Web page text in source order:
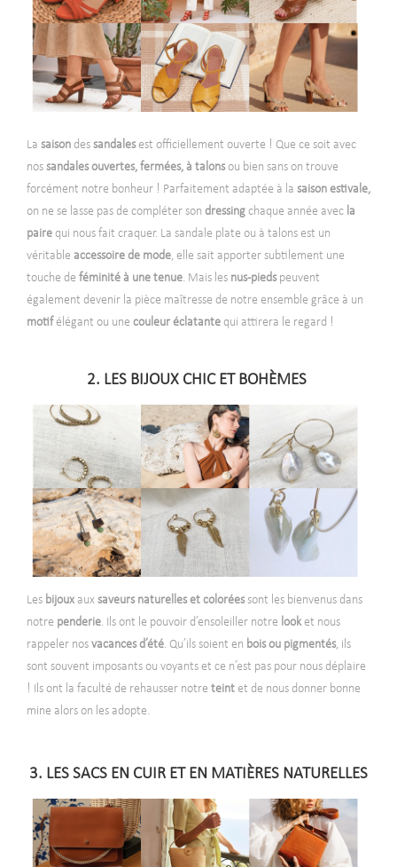
La saison des sandalesest officiellement ouverte ! Que ce soit avec
nos sandales ouvertes, fermées, à talonsou bien sans on trouve
forcément notre bonheur ! Parfaitement adaptée à la saison estivale,
on ne se lasse pas de compléter son dressing chaque année avec la
paire qui nous fait craquer. La sandale plate ou à talons est un
véritable accessoire de mode, elle sait apporter subtilement une
touche de féminité à une tenue. Mais les nus-piedspeuvent
également devenir la pièce maîtresse de notre ensemble grâce à un
motifélégant ou une couleur éclatante qui attirera le regard !
2. LES BIJOUX CHIC ET BOHÈMES
Les bijoux aux saveurs naturelles et coloréessont les bienvenus dans
notre penderie. Ils ont le pouvoir d’ensoleiller notre looket nous
rappeler nos vacances d’été. Qu’ils soient en bois ou pigmentés, ils
sont souvent imposants ou voyants et ce n’est pas pour nous déplaire
! Ils ont la faculté de rehausser notre teint et de nous donner bonne
mine alors on les adopte.
3. LES SACS EN CUIR ET EN MATIÈRES NATURELLES